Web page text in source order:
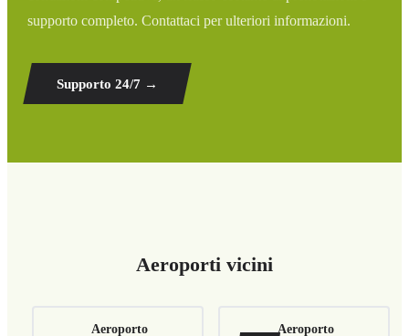
supporto completo. Contattaci per ulteriori informazioni.
Supporto 24/7 →
Aeroporti vicini
Aeroporto Aeroporto